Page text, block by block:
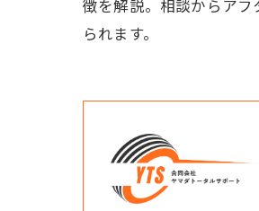
徴を解説。相談からア
られます。